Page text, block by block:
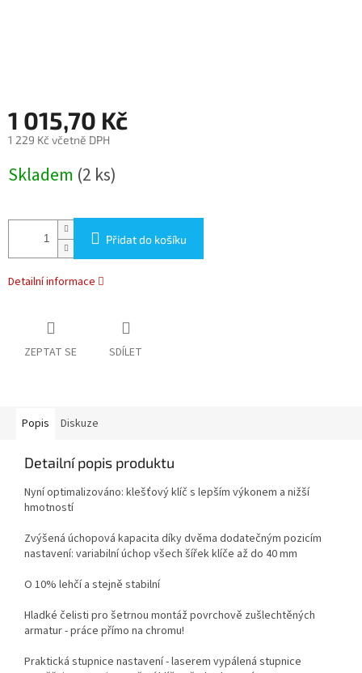
1 015,70 Kč
1 229 Kč včetně DPH
cena:
Skladem (2 ks)
Přidat do košíku
Detailní informace
ZEPTAT SE SDÍLET
Popis Diskuze
Detailní popis produktu
Nyní optimalizováno: klešťový klíč s lepším výkonem a nižší
hmotností
Zvýšená úchopová kapacita díky dvěma dodatečným pozicím
nastavení: variabilní úchop všech šířek klíče až do 40 mm
O 10% lehčí a stejně stabilní
Hladké čelisti pro šetrnou montáž povrchově zušlechtěných
armatur - práce přímo na chromu!
Praktická stupnice nastavení - laserem vypálená stupnice